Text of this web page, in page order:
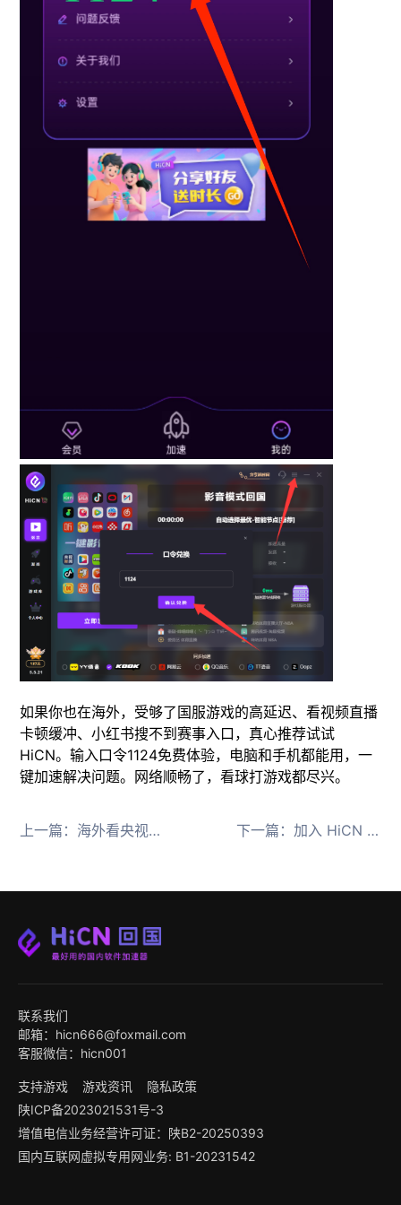
如果你也在海外，受够了国服游戏的高延迟、看视频直播
卡顿缓冲、小红书搜不到赛事入口，真心推荐试试
HiCN。输入口令1124免费体验，电脑和手机都能用，一
键加速解决问题。网络顺畅了，看球打游戏都尽兴。
上一篇： 海外看央视频卡顿怎么办？试试HiCN回国加速器 下一篇： 加入 HiCN 推荐返现计划-来赚取可观收入
联系我们
邮箱：hicn666@foxmail.com
客服微信：hicn001
支持游戏 游戏资讯
隐私政策
陕ICP备2023021531号-3
增值电信业务经营许可证：陕B2-20250393
国内互联网虚拟专用网业务: B1-20231542